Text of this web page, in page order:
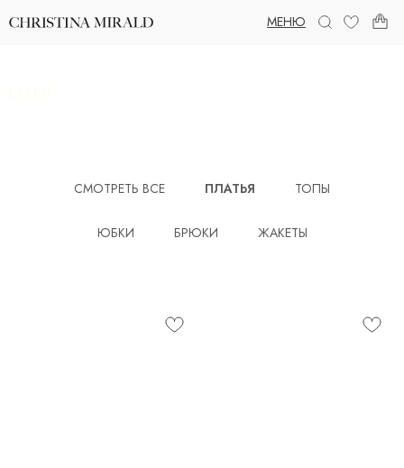
МЕНЮ
СМОТРЕТЬ ВСЕ ПЛАТЬЯ ТОПЫ
ЮБКИ БРЮКИ ЖАКЕТЫ